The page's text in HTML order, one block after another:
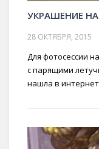
УКРАШЕНИЕ
28 ОКТЯБРЯ, 2015
Для фотосессии
с парящими
нашла в